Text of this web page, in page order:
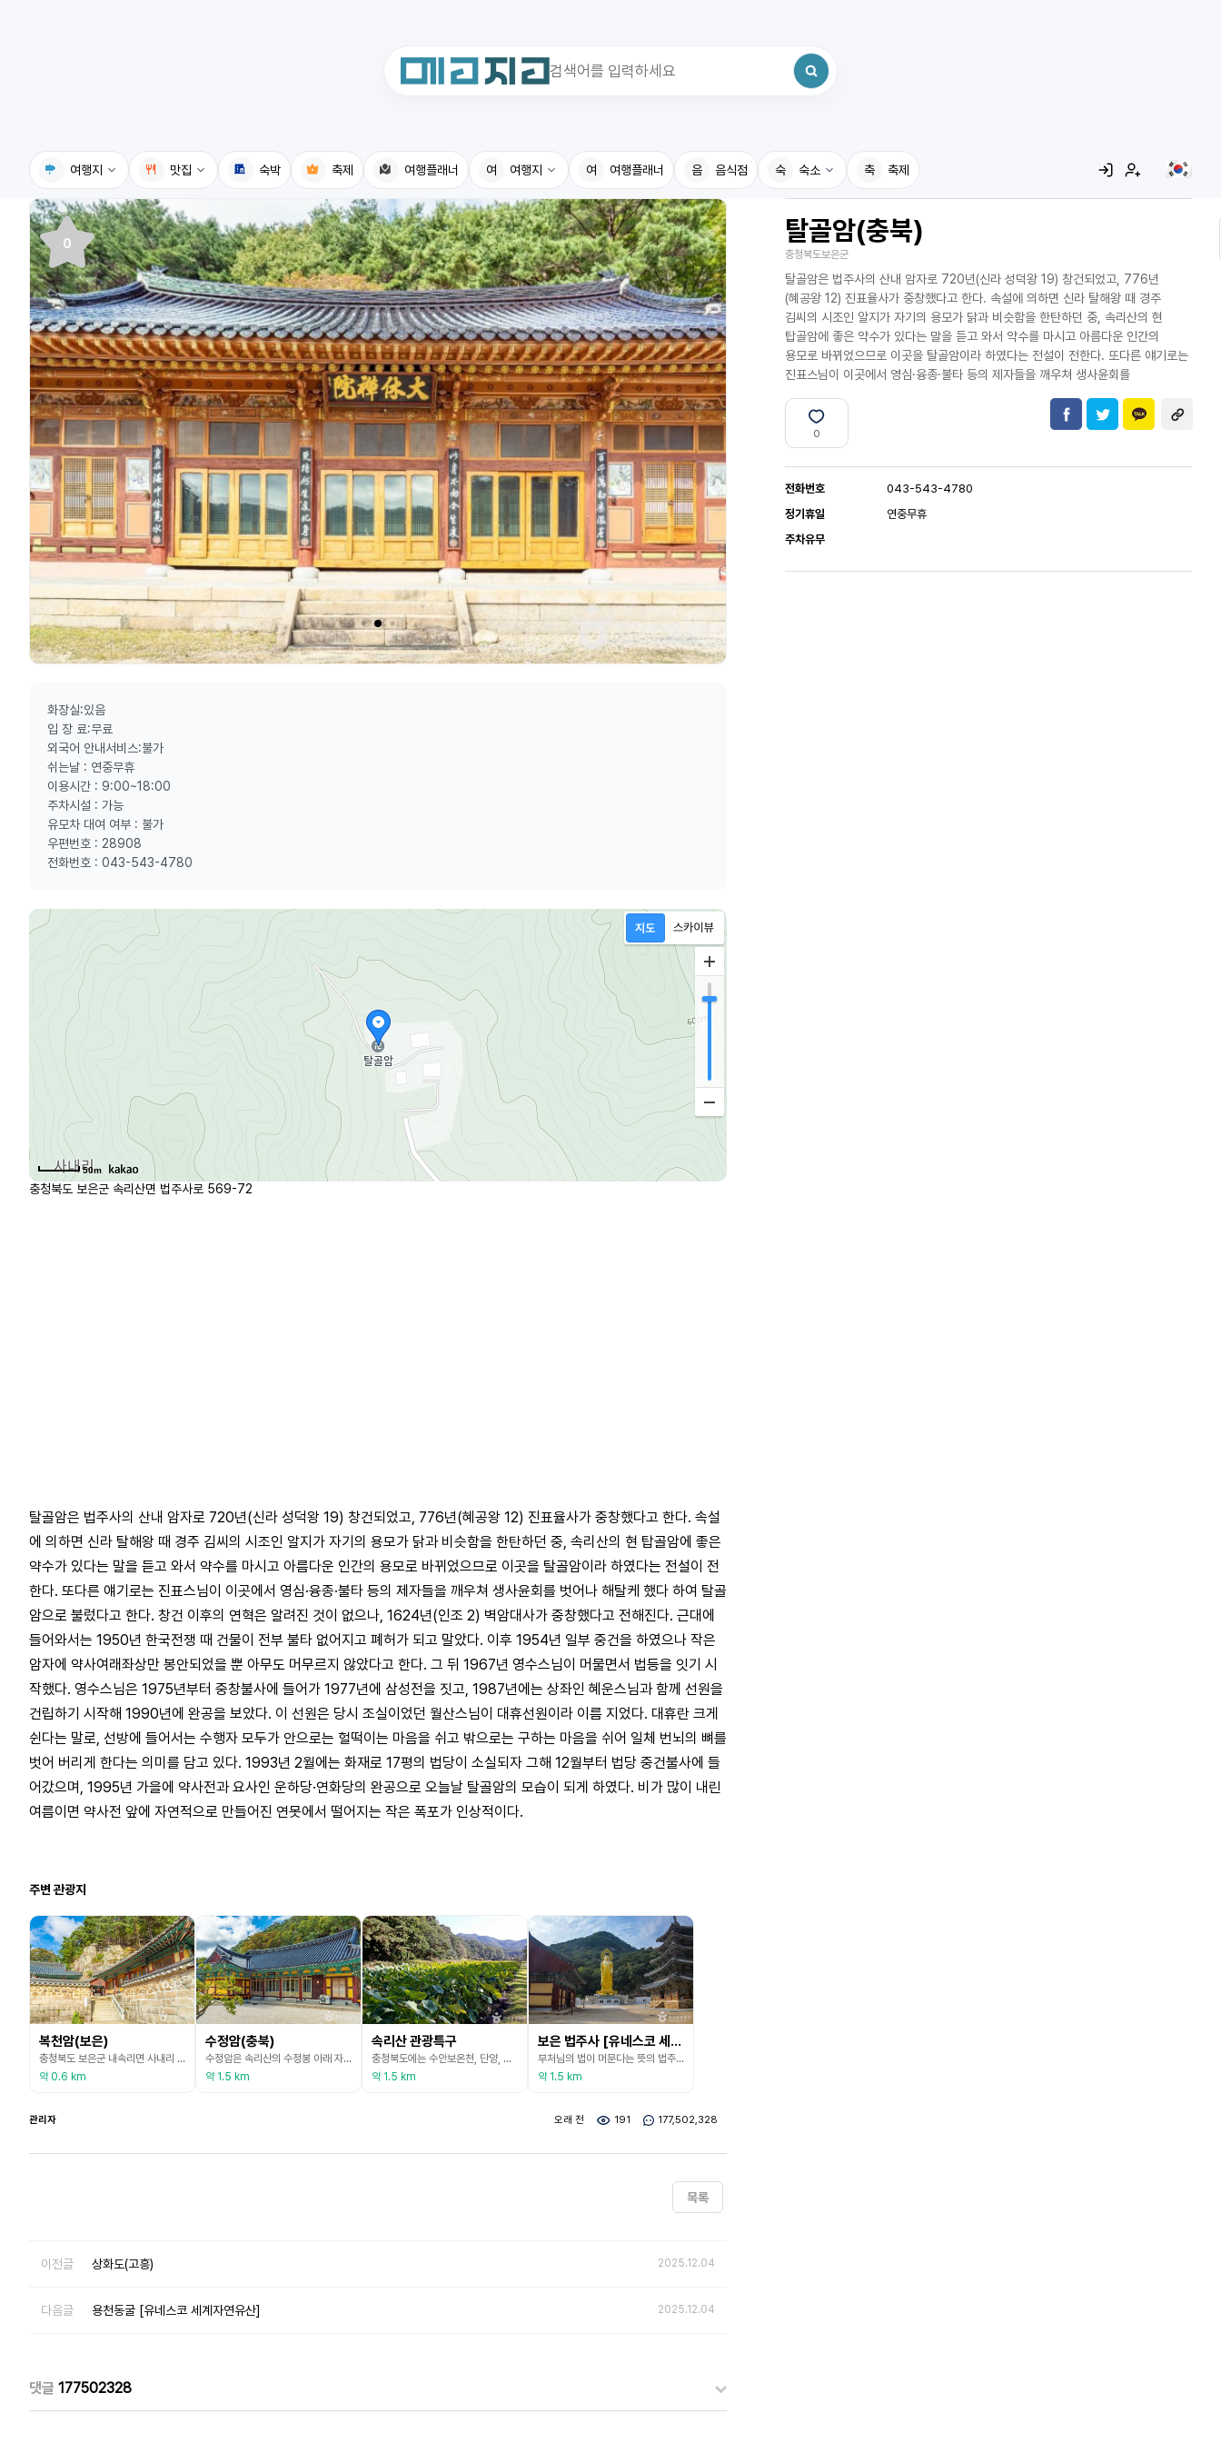
여행지
국내여행지
휴게소
전기충전소
식물도감
맛집
국내맛집
고수의레시피
음식용어사전
숙박 축제 여행플래너 여 여행지
국내여행지
휴게소
전기충전소
식물도감
여 여행플래너 음 음식점 숙 숙소
국내맛집
고수의레시피
음식용어사전
축 축제
최근 검색어가 없습니다.
탈골암(충북)
충청북도보은군
탈골암은 법주사의 산내 암자로 720년(신라 성덕왕 19) 창건되었고, 776년
(혜공왕 12) 진표율사가 중창했다고 한다. 속설에 의하면 신라 탈해왕 때 경주
김씨의 시조인 알지가 자기의 용모가 닭과 비슷함을 한탄하던 중, 속리산의 현
탑골암에 좋은 약수가 있다는 말을 듣고 와서 약수를 마시고 아름다운 인간의
용모로 바뀌었으므로 이곳을 탈골암이라 하였다는 전설이 전한다. 또다른 얘기로는
진표스님이 이곳에서 영심·융종·불타 등의 제자들을 깨우쳐 생사윤회를
0
전화번호
043-543-4780
정기휴일
연중무휴
주차유무
0
화장실:있음
입 장 료:무료
외국어 안내서비스:불가
쉬는날 : 연중무휴
이용시간 : 9:00~18:00
주차시설 : 가능
유모차 대여 여부 : 불가
우편번호 : 28908
전화번호 : 043-543-4780
50m
충청북도 보은군 속리산면 법주사로 569-72
탈골암은 법주사의 산내 암자로 720년(신라 성덕왕 19) 창건되었고, 776년(혜공왕 12) 진표율사가 중창했다고 한다. 속설
에 의하면 신라 탈해왕 때 경주 김씨의 시조인 알지가 자기의 용모가 닭과 비슷함을 한탄하던 중, 속리산의 현 탑골암에 좋은
약수가 있다는 말을 듣고 와서 약수를 마시고 아름다운 인간의 용모로 바뀌었으므로 이곳을 탈골암이라 하였다는 전설이 전
한다. 또다른 얘기로는 진표스님이 이곳에서 영심·융종·불타 등의 제자들을 깨우쳐 생사윤회를 벗어나 해탈케 했다 하여 탈골
암으로 불렀다고 한다. 창건 이후의 연혁은 알려진 것이 없으나, 1624년(인조 2) 벽암대사가 중창했다고 전해진다. 근대에
들어와서는 1950년 한국전쟁 때 건물이 전부 불타 없어지고 폐허가 되고 말았다. 이후 1954년 일부 중건을 하였으나 작은
암자에 약사여래좌상만 봉안되었을 뿐 아무도 머무르지 않았다고 한다. 그 뒤 1967년 영수스님이 머물면서 법등을 잇기 시
작했다. 영수스님은 1975년부터 중창불사에 들어가 1977년에 삼성전을 짓고, 1987년에는 상좌인 혜운스님과 함께 선원을
건립하기 시작해 1990년에 완공을 보았다. 이 선원은 당시 조실이었던 월산스님이 대휴선원이라 이름 지었다. 대휴란 크게
쉰다는 말로, 선방에 들어서는 수행자 모두가 안으로는 헐떡이는 마음을 쉬고 밖으로는 구하는 마음을 쉬어 일체 번뇌의 뼈를
벗어 버리게 한다는 의미를 담고 있다. 1993년 2월에는 화재로 17평의 법당이 소실되자 그해 12월부터 법당 중건불사에 들
어갔으며, 1995년 가을에 약사전과 요사인 운하당·연화당의 완공으로 오늘날 탈골암의 모습이 되게 하였다. 비가 많이 내린
여름이면 약사전 앞에 자연적으로 만들어진 연못에서 떨어지는 작은 폭포가 인상적이다.
주변 관광지
복천암(보은)
충청북도 보은군 내속리면 사내리 속리산국립공원 내에 있는 복천암은 720년(신라 성덕왕 19)에 창건되었으며 고려시대에서 조선시대까지 수차례에 거쳐 중수되었다. <신중동국여지승람>에 따르면 복천사 동쪽에 샘이 있는 데 돌 틈 사이에서 물이 쏟아져 나와 재위에 쓸 물을 많이 제공하므로 복천이라고 불러 복천이라는 사명이 유래되었다. 조선 세조가 1464년 이 절에서 3일 동안 기도를 드린 뒤 절에 이르는 길목의 한 목욕소에서 목욕을 하고 피부병이 깨끗이 낫
약 0.6 km
수정암(충북)
수정암은 속리산의 수정봉 아래 자리한 법주사의 산내 암자로 추래암을 지나 서쪽에 자리하고 있다. 커다란 자연석 2개가 석문 역할을 하고 있고, 암자의 앞으로는 맑은 냇물이 굽이쳐 흐르고 있다. 신라 진흥왕 14년(553) 의신스님이 법주사와 함께 창건했다고 전해진다. 창건 이후의 연혁은 거의 전하지 않으며, 근래에 들어와 1914년에 칠성각, 독성각, 산신각, 대선방 등이 새로 지어졌다. 수정암의 본전으로 극락전은 1973년 진영각과 함께 지어졌으며,
약 1.5 km
속리산 관광특구
충청북도에는 수안보온천, 단양, 속리산 등 3곳의 관광특구가 있다. 그중 속리산 관광특구는 충청북도 보은군 속리산면 사내리, 상판리, 중판리, 갈목리 일원으로 총면적이 43,745,528㎡에 이르며 1997년 1월 18일에 지정되었다. 수려한 자연경관과 휴양시설이 조화를 이루는 곳이다. 해발 1058m의 속리산은 한국8경 중 하나인 명산으로 높고 깊은 봉우리와 계곡이 절경을 이룬다. 법주사에서 시작해 속리산의 절경을 감상할 수 있는 다양한 등산 코스가
약 1.5 km
보은 법주사 [유네스코 세계유산]
부처님의 법이 머문다는 뜻의 법주사는 속리산 자락에 위치하고 있으며 신라 진흥왕 14년(서기 553)에 의신조사가 창건하고 성덕왕과 혜공왕이 중창하였는데 이때부터 대찰의 규모를 갖추기 시작하였다. 고려 홍건적의 침입 때는 공민왕이 안동으로 피난을 왔다가 환궁하는 길에 들르기도 하였고 조선 태조는 즉위하기 전 백일기도를 올리기도 하였으며 병에 걸렸던 세조는 복천암에서 사흘 기도를 올리기도 하였다고 한다. 조선 중기에 이르러서는 60여 동의 건물과 70여
약 1.5 km
관리자 오래 전 191 177,502,328
목록
이전글 상화도(고흥) 2025.12.04
다음글 용천동굴 [유네스코 세계자연유산] 2025.12.04
댓글 177502328